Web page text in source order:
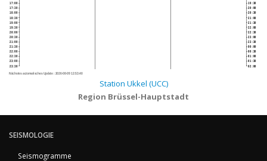
17:00
17:30
18:00
18:30
19:00
19:30
20:00
20:30
21:00
21:30
22:00
22:30
23:00
23:30
19:30
20:00
20:30
21:00
21:30
22:00
22:30
23:00
23:30
00:00
00:30
01:00
01:30
02:00
Nächstes automatisches Update : 2026-08-09 12:53:40
Station Ukkel (UCC)
Region Brüssel-Hauptstadt
SEISMOLOGIE
Seismogramme